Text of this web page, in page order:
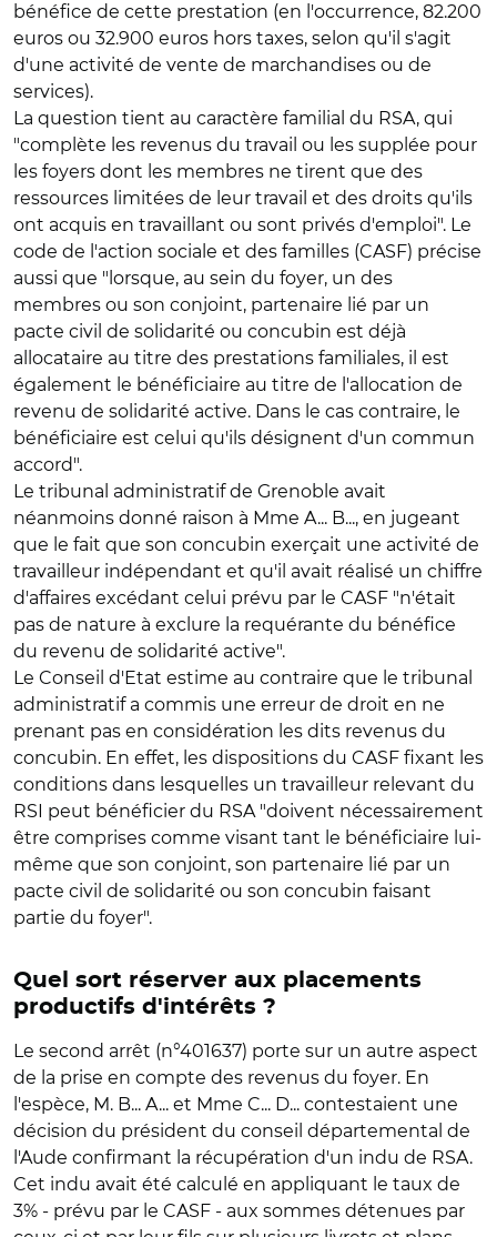
bénéfice de cette prestation (en l'occurrence, 82.200
euros ou 32.900 euros hors taxes, selon qu'il s'agit
d'une activité de vente de marchandises ou de
services).
La question tient au caractère familial du RSA, qui
"complète les revenus du travail ou les supplée pour
les foyers dont les membres ne tirent que des
ressources limitées de leur travail et des droits qu'ils
ont acquis en travaillant ou sont privés d'emploi". Le
code de l'action sociale et des familles (CASF) précise
aussi que "lorsque, au sein du foyer, un des
membres ou son conjoint, partenaire lié par un
pacte civil de solidarité ou concubin est déjà
allocataire au titre des prestations familiales, il est
également le bénéficiaire au titre de l'allocation de
revenu de solidarité active. Dans le cas contraire, le
bénéficiaire est celui qu'ils désignent d'un commun
accord".
Le tribunal administratif de Grenoble avait
néanmoins donné raison à Mme A... B..., en jugeant
que le fait que son concubin exerçait une activité de
travailleur indépendant et qu'il avait réalisé un chiffre
d'affaires excédant celui prévu par le CASF "n'était
pas de nature à exclure la requérante du bénéfice
du revenu de solidarité active".
Le Conseil d'Etat estime au contraire que le tribunal
administratif a commis une erreur de droit en ne
prenant pas en considération les dits revenus du
concubin. En effet, les dispositions du CASF fixant les
conditions dans lesquelles un travailleur relevant du
RSI peut bénéficier du RSA "doivent nécessairement
être comprises comme visant tant le bénéficiaire lui-
même que son conjoint, son partenaire lié par un
pacte civil de solidarité ou son concubin faisant
partie du foyer".
Quel sort réserver aux placements
productifs d'intérêts ?
Le second arrêt (n°401637) porte sur un autre aspect
de la prise en compte des revenus du foyer. En
l'espèce, M. B... A... et Mme C... D... contestaient une
décision du président du conseil départemental de
l'Aude confirmant la récupération d'un indu de RSA.
Cet indu avait été calculé en appliquant le taux de
3% - prévu par le CASF - aux sommes détenues par